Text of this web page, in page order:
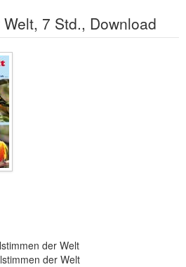
NATUR
MP3
7 Std., Download
der Welt
der Welt